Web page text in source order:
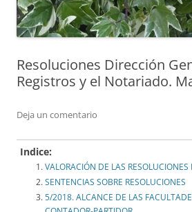
Resoluciones Dirección
Registros y el Notariado.
Deja un comentario
Indice:
VALORACIÓN DE LAS
SENTENCIAS SOBRE RESOLUCIONES
5/2018. ALCANCE DE LAS